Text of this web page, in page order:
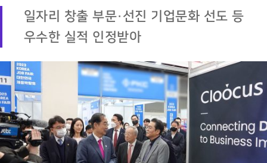
일자리 창출 부문·선진 기업문화 선도 등
우수한 실적 인정받아